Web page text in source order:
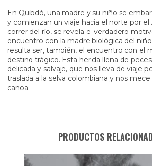
En Quibdó, una madre y su niño se
y comienzan un viaje hacia el norte por el
correr del río, se revela el verdadero
encuentro con la madre biológica del
resulta ser, también, el encuentro con el
destino trágico. Esta herida llena de
delicada y salvaje, que nos lleva de viaje
traslada a la selva colombiana y nos
canoa.
PRODUCTOS